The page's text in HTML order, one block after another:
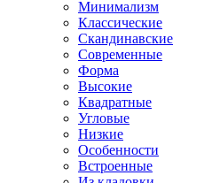
Минимализм
Классические
Скандинавские
Современные
Форма
Высокие
Квадратные
Угловые
Низкие
Особенности
Встроенные